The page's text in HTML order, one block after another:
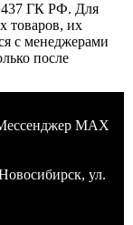
437 ГК РФ. Для
товаров, их
с менеджерами
после
MAX
, ул.